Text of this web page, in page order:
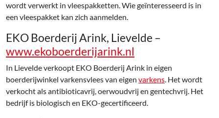
wordt verwerkt in vleespakketten. Wie geïnteresseerd is in
een vleespakket kan zich aanmelden.
EKO Boerderij Arink, Lievelde –
www.ekoboerderijarink.nl
In Lievelde verkoopt EKO Boerderij Arink in eigen
boerderijwinkel varkensvlees van eigen varkens. Het wordt
verkocht als antibioticavrij, oerwoudvrij en gentechvrij. Het
bedrijf is biologisch en EKO-gecertificeerd.